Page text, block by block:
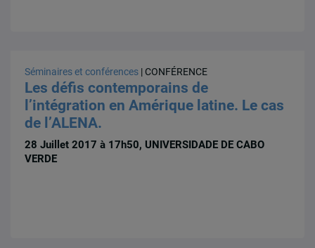
Séminaires et conférences | CONFÉRENCE
Les défis contemporains de
l’intégration en Amérique latine. Le cas
de l’ALENA.
28 Juillet 2017 à 17h50, UNIVERSIDADE DE CABO
VERDE